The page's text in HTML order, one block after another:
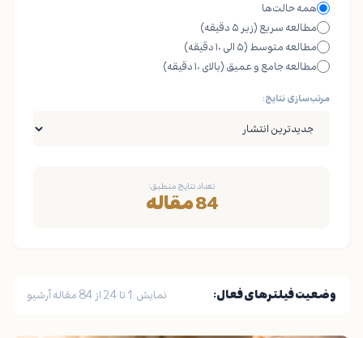
همه حالت‌ها
مطالعه سریع (زیر ۵ دقیقه)
مطالعه متوسط (۵ الی ۱۰ دقیقه)
مطالعه جامع و عمیق (بالای ۱۰ دقیقه)
مرتب‌سازی نتایج:
تعداد نتایج منطبق:
84 مقاله
وضعیت فیلترهای فعال: نمایش 1 تا 24 از 84 مقاله آرشیو